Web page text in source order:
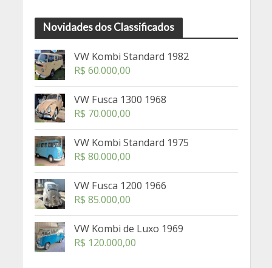
Novidades dos Classificados
VW Kombi Standard 1982
R$ 60.000,00
VW Fusca 1300 1968
R$ 70.000,00
VW Kombi Standard 1975
R$ 80.000,00
VW Fusca 1200 1966
R$ 85.000,00
VW Kombi de Luxo 1969
R$ 120.000,00